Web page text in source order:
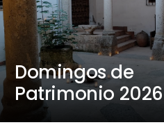
Domingos de
Patrimonio 2026